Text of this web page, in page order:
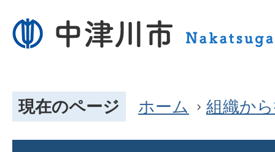
現在のページ ホーム 組織か